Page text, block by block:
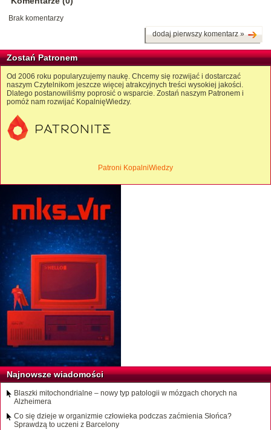
Brak komentarzy
dodaj pierwszy komentarz »
Zostań Patronem
Od 2006 roku popularyzujemy naukę. Chcemy się rozwijać i dostarczać
naszym Czytelnikom jeszcze więcej atrakcyjnych treści wysokiej jakości.
Dlatego postanowiliśmy poprosić o wsparcie. Zostań naszym Patronem i
pomóż nam rozwijać KopalnięWiedzy.
Patroni KopalniWiedzy
Najnowsze wiadomości
Blaszki mitochondrialne – nowy typ patologii w mózgach chorych na
Alzheimera
Co się dzieje w organizmie człowieka podczas zaćmienia Słońca?
Sprawdzą to uczeni z Barcelony